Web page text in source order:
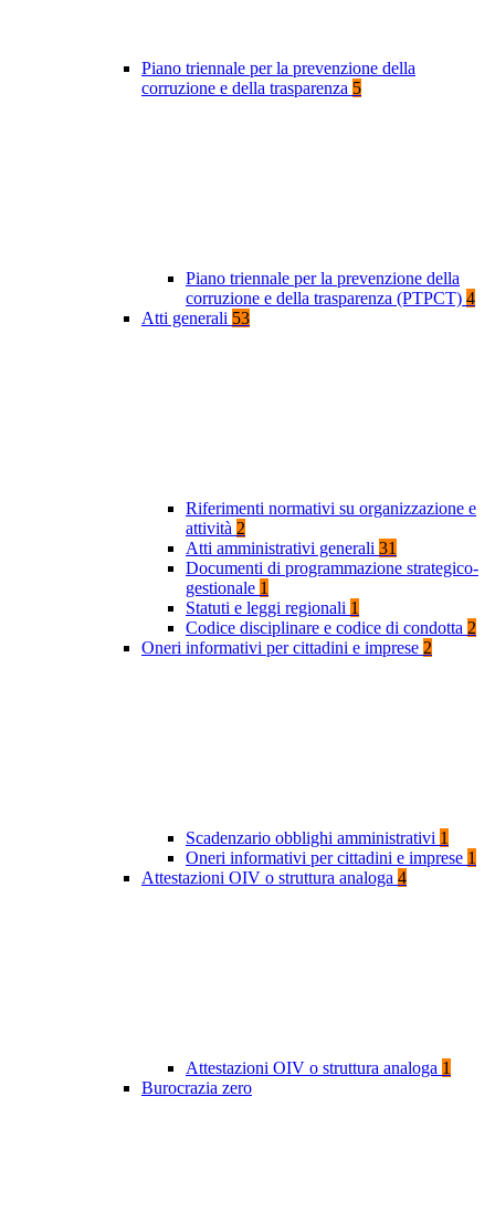
Piano triennale per la prevenzione della
corruzione e della trasparenza 5
Piano triennale per la prevenzione della
corruzione e della trasparenza (PTPCT) 4
Atti generali 53
Riferimenti normativi su organizzazione e
attività 2
Atti amministrativi generali 31
Documenti di programmazione strategico-
gestionale 1
Statuti e leggi regionali 1
Codice disciplinare e codice di condotta 2
Oneri informativi per cittadini e imprese 2
Scadenzario obblighi amministrativi 1
Oneri informativi per cittadini e imprese 1
Attestazioni OIV o struttura analoga 4
Attestazioni OIV o struttura analoga 1
Burocrazia zero